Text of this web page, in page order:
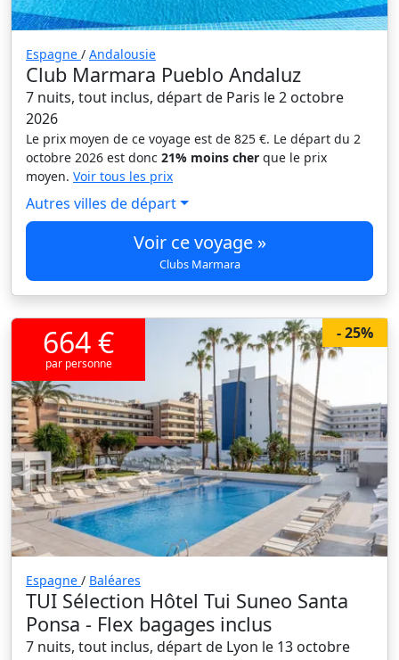
Espagne / Andalousie
Club Marmara Pueblo Andaluz
7 nuits, tout inclus, départ de Paris le 2 octobre
2026
Le prix moyen de ce voyage est de 825 €. Le départ du 2
octobre 2026 est donc 21% moins cher que le prix
moyen. Voir tous les prix
Autres villes de départ
Voir ce voyage »
Clubs Marmara
- 25%
664 €
par personne
Espagne / Baléares
TUI Sélection Hôtel Tui Suneo Santa
Ponsa - Flex bagages inclus
7 nuits, tout inclus, départ de Lyon le 13 octobre